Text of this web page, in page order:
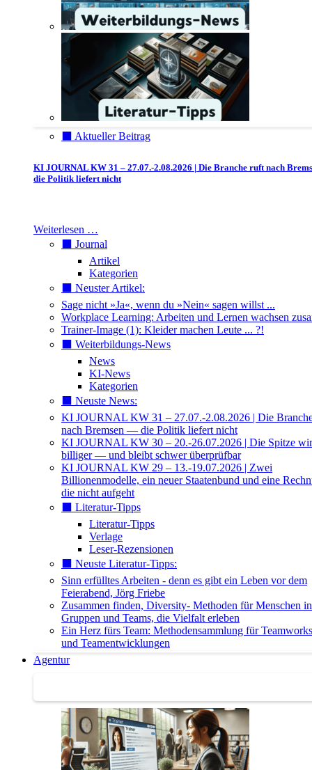
⬛️ Aktueller Beitrag
KI JOURNAL KW 31 – 27.07.-2.08.2026 | Die Branche ruft nach
die Politik liefert nicht
Weiterlesen …
⬛️ Journal
Artikel
Kategorien
⬛️ Neuster Artikel:
Sage nicht »Ja«, wenn du »Nein« sagen willst ...
Workplace Learning: Arbeiten und Lernen wachsen
Trainer-Image (1): Kleider machen Leute ... ?!
⬛️ Weiterbildungs-News
News
KI-News
Kategorien
⬛️ Neuste News:
KI JOURNAL KW 31 – 27.07.-2.08.2026 | Die
nach Bremsen — die Politik liefert nicht
KI JOURNAL KW 30 – 20.-26.07.2026 | Die Spitze
billiger — und bleibt schwer überprüfbar
KI JOURNAL KW 29 – 13.-19.07.2026 | Zwei
Billionenmodelle, ein neuer Staatenbund und eine
die nicht aufgeht
⬛️ Literatur-Tipps
Literatur-Tipps
Verlage
Leser-Rezensionen
⬛️ Neuste Literatur-Tipps:
Sinn erfülltes Arbeiten - denn es gibt ein Leben vor dem
Feierabend, Jörg Friebe
Zusammen finden, Diversity- Methoden für Menschen in
Gruppen und Teams, die Vielfalt erleben
Ein Herz fürs Team: Methodensammlung für
und Teamentwicklungen
Agentur